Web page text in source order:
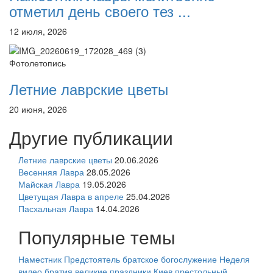
отметил день своего тез ...
12 июля, 2026
Фотолетопись
Летние лаврские цветы
20 июня, 2026
Другие публикации
Летние лаврские цветы 20.06.2026
Весенняя Лавра 28.05.2026
Майская Лавра 19.05.2026
Цветущая Лавра в апреле 25.04.2026
Пасхальная Лавра 14.04.2026
Популярные темы
Наместник Предстоятель братское богослужение Неделя